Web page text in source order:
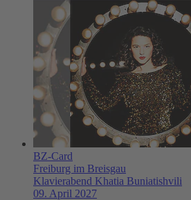
BZ-Card
Freiburg im Breisgau
Klavierabend Khatia Buniatishvili
09. April 2027